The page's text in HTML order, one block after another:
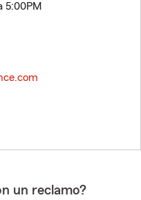
5:00PM
un reclamo?